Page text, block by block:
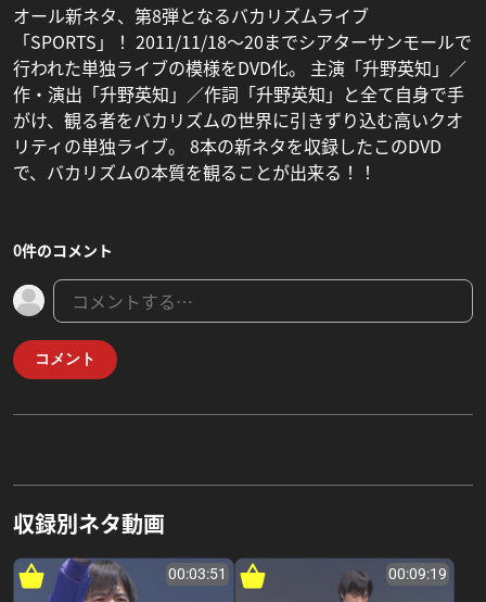
オール新ネタ、第8弾となるバカリズムライブ
「SPORTS」！ 2011/11/18〜20までシアターサンモールで
行われた単独ライブの模様をDVD化。 主演「升野英知」／
作・演出「升野英知」／作詞「升野英知」と全て自身で手
がけ、観る者をバカリズムの世界に引きずり込む高いクオ
リティの単独ライブ。 8本の新ネタを収録したこのDVD
で、バカリズムの本質を観ることが出来る！！
0件のコメント
コメント
収録別ネタ動画
00:03:51 00:09:19